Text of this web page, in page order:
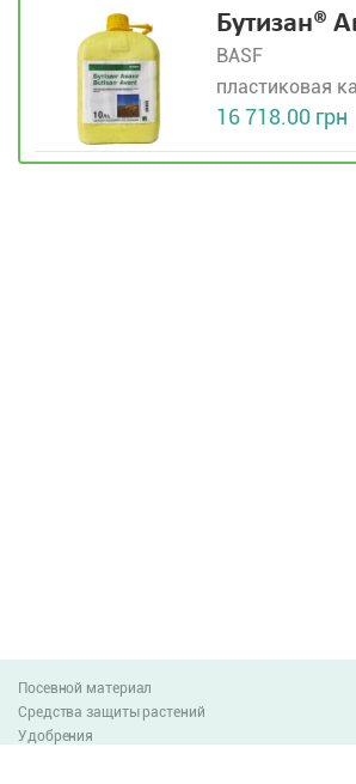
Бутизан®
BASF
пластиковая
16 718.00 грн
Посевной материал
Средства защиты растений
Удобрения